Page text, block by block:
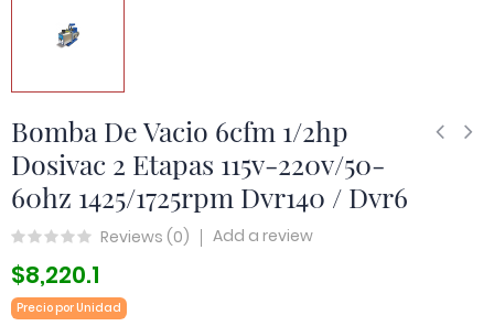
Bomba De Vacio 6cfm 1/2hp
Dosivac 2 Etapas 115v-220v/50-
60hz 1425/1725rpm Dvr140 / Dvr6
Reviews (0) Add a review
$8,220.1
Precio por Unidad